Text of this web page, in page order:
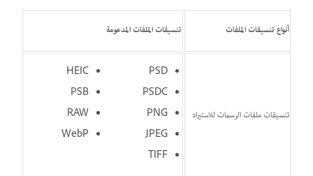
أنواع تنسيقات الملفات تنسيقات الملفات المدعومة
تنسيقات ملفات الرسمات للاستيراد
PSD
PSDC
PNG
JPEG
TIFF
HEIC
PSB
RAW
WebP